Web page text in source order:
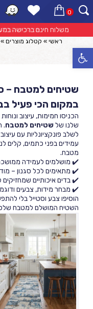
פתח סרגל נגישות
אפשרות החזרה/
0
ראשי » קטלוג מוצרים »
שטיחים למטבח –
במקום הכי פעיל
הכניסו חמימות, עיצוב
שלנו של שטיחים למטבח.
לשלב פונקציונליות עם
עמידים בפני כתמים, קלים
מטבח.
✔️ מושלמים לעמידה
✔️ מתאימים לכל סגנון –
✔️ בדים איכותיים שמחזיקים
✔️ מבחר מידות, צבעים
הוסיפו צבע וסטייל בלי
השטיח המושלם למטבח